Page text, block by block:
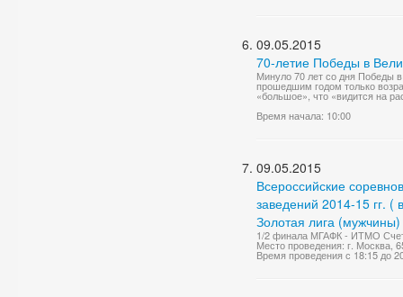
09.05.2015
70-летие Победы в
Минуло 70 лет со дня Победы
прошедшим годом только
«большое», что «видится на
Время начала: 10:00
09.05.2015
Всероссийские
заведений 2014-15 гг.
Золотая лига (мужчины)
1/2 финала МГАФК - ИТМО
Место проведения: г. Москва,
Время проведения с 18:15 до